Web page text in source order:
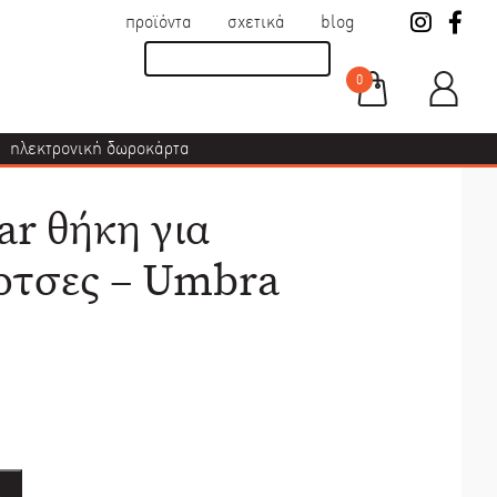
προϊόντα σχετικά blog
0
ηλεκτρονική δωροκάρτα
θήκη για
– Umbra